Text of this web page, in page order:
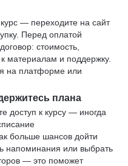
— переходите на сайт
Перед оплатой
стоимость,
материалам и поддержку.
на платформе или
плана
доступ к курсу — иногда
больше шансов дойти
напоминания или выбрать
— это поможет